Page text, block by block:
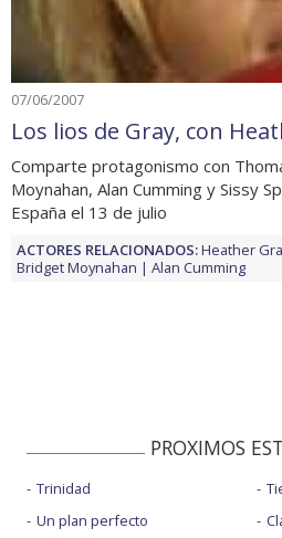
07/06/2007
Los lios de Gray, con
Comparte protagonismo con
Moynahan, Alan Cumming y Sissy
España el 13 de julio
ACTORES RELACIONADOS:Heather
Bridget Moynahan
Alan Cumming
PROXIMOS
Trinidad
Un plan perfecto